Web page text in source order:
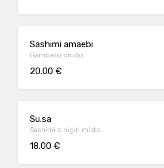
Sashimi amaebi
Gambero crudo
20.00 €
Su.sa
Sashimi e nigiri misto
18.00 €